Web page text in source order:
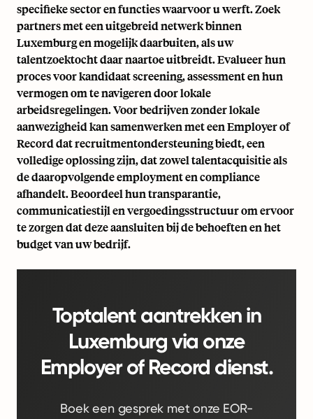
specifieke sector en functies waarvoor u werft. Zoek
partners met een uitgebreid netwerk binnen
Luxemburg en mogelijk daarbuiten, als uw
talentzoektocht daar naartoe uitbreidt. Evalueer hun
proces voor kandidaat screening, assessment en hun
vermogen om te navigeren door lokale
arbeidsregelingen. Voor bedrijven zonder lokale
aanwezigheid kan samenwerken met een Employer of
Record dat recruitmentondersteuning biedt, een
volledige oplossing zijn, dat zowel talentacquisitie als
de daaropvolgende employment en compliance
afhandelt. Beoordeel hun transparantie,
communicatiestijl en vergoedingsstructuur om ervoor
te zorgen dat deze aansluiten bij de behoeften en het
budget van uw bedrijf.
Toptalent aantrekken in
Luxemburg via onze
Employer of Record dienst.
Boek een gesprek met onze EOR-